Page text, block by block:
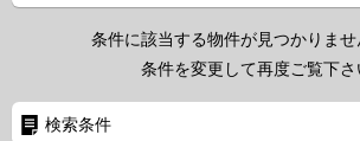
条件に該当する物件が見つかりませ
条件を変更して再度ご覧下さ
検索条件